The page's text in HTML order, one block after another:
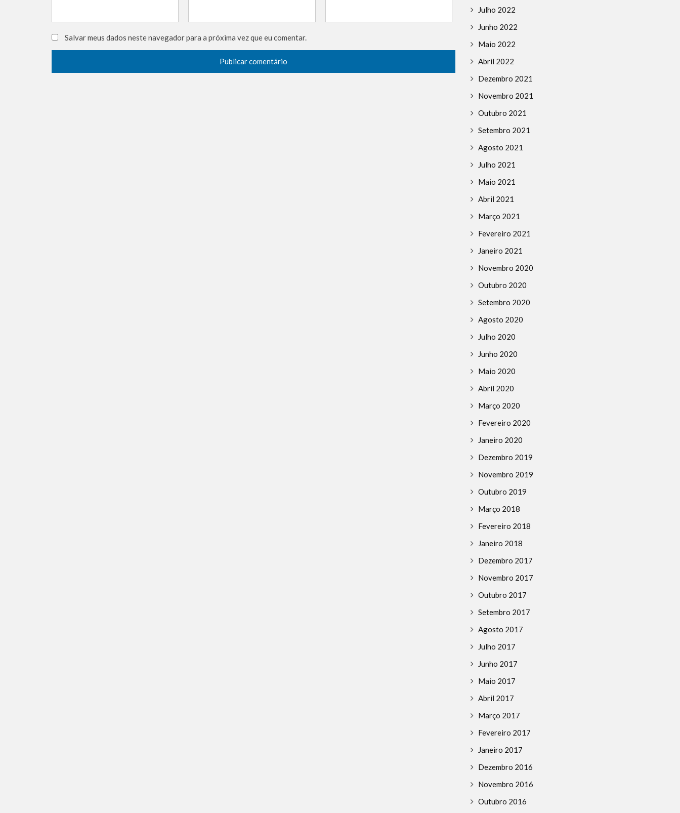
Salvar meus dados neste navegador para a próxima vez que eu comentar.
Julho 2022
Junho 2022
Maio 2022
Abril 2022
Dezembro 2021
Novembro 2021
Outubro 2021
Setembro 2021
Agosto 2021
Julho 2021
Maio 2021
Abril 2021
Março 2021
Fevereiro 2021
Janeiro 2021
Novembro 2020
Outubro 2020
Setembro 2020
Agosto 2020
Julho 2020
Junho 2020
Maio 2020
Abril 2020
Março 2020
Fevereiro 2020
Janeiro 2020
Dezembro 2019
Novembro 2019
Outubro 2019
Março 2018
Fevereiro 2018
Janeiro 2018
Dezembro 2017
Novembro 2017
Outubro 2017
Setembro 2017
Agosto 2017
Julho 2017
Junho 2017
Maio 2017
Abril 2017
Março 2017
Fevereiro 2017
Janeiro 2017
Dezembro 2016
Novembro 2016
Outubro 2016